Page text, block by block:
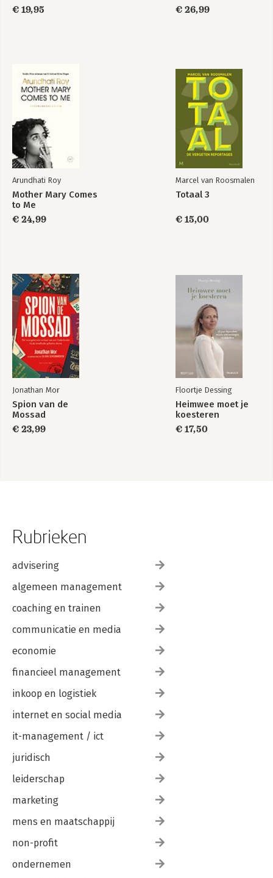
€ 19,95
€ 26,99
Arundhati Roy
Mother Mary Comes
to Me
€ 24,99
Marcel van Roosmalen
Totaal 3
€ 15,00
Jonathan Mor
Spion van de
Mossad
€ 23,99
Floortje Dessing
Heimwee moet je
koesteren
€ 17,50
Rubrieken
advisering
algemeen management
coaching en trainen
communicatie en media
economie
financieel management
inkoop en logistiek
internet en social media
it-management / ict
juridisch
leiderschap
marketing
mens en maatschappij
non-profit
ondernemen